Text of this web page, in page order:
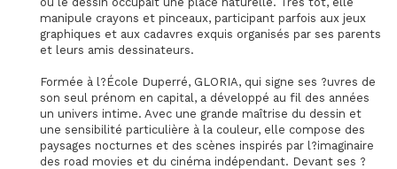
manipule crayons et pinceaux, participant parfois aux jeux
graphiques et aux cadavres exquis organisés par ses parents
et leurs amis dessinateurs.
Formée à l?École Duperré, GLORIA, qui signe ses ?uvres de
son seul prénom en capital, a développé au fil des années
un univers intime. Avec une grande maîtrise du dessin et
une sensibilité particulière à la couleur, elle compose des
paysages nocturnes et des scènes inspirés par l?imaginaire
des road movies et du cinéma indépendant. Devant ses ?